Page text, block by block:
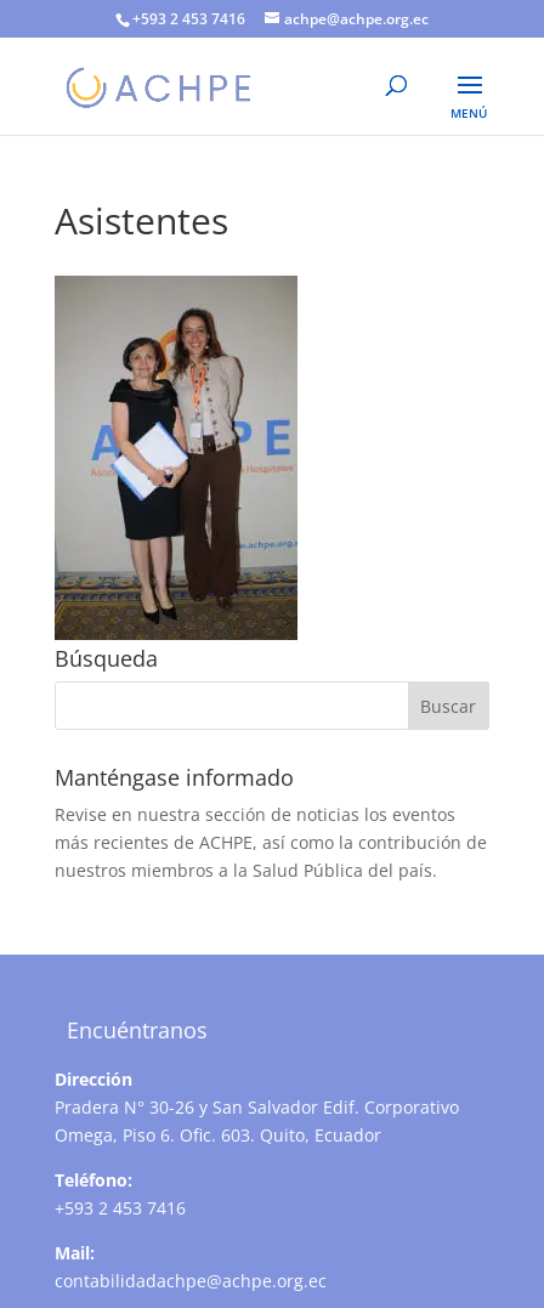
+593 2 453 7416 achpe@achpe.org.ec
Asistentes
Búsqueda
Manténgase informado
Revise en nuestra sección de noticias los eventos
más recientes de ACHPE, así como la contribución de
nuestros miembros a la Salud Pública del país.
Encuéntranos
Dirección
Pradera N° 30-26 y San Salvador Edif. Corporativo
Omega, Piso 6. Ofic. 603. Quito, Ecuador
Teléfono:
+593 2 453 7416
Mail:
contabilidadachpe@achpe.org.ec